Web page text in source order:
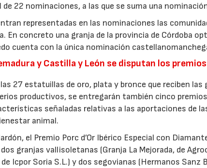
22 nominaciones, a las que se suma una
representadas en las nominaciones las
En concreto una granja de la provincia de Córdoba
cuenta con la única nominación
y Castilla y León se disputan los
27 estatuillas de oro, plata y bronce que reciben las
productivos, se entregarán también cinco
señaladas relativas a las aportaciones de
animal.
el Premio Porc d’Or Ibérico Especial con
granjas vallisoletanas (Granja La Mejorada, de
Icpor Soria S.L.) y dos segovianas (Hermanos Sanz
23/07/2026